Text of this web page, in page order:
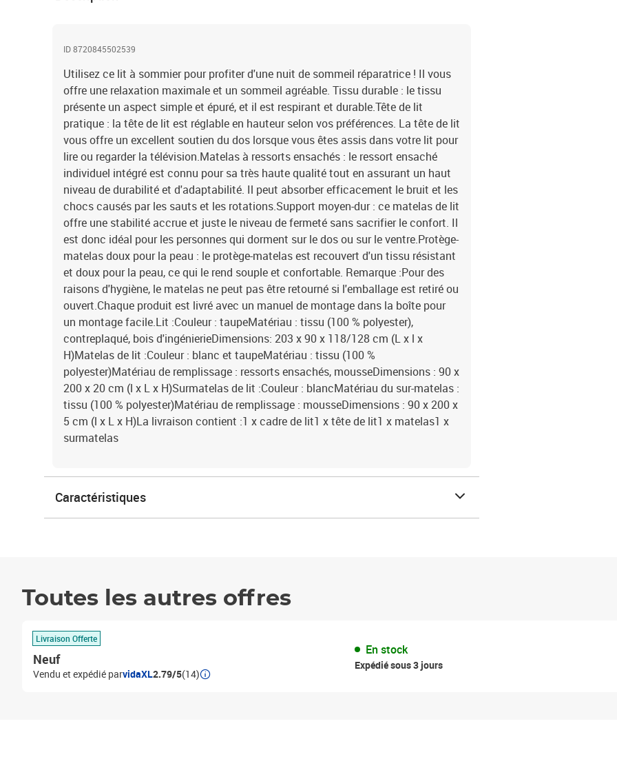
ID 8720845502539
Utilisez ce lit à sommier pour profiter d'une nuit de sommeil réparatrice ! Il vous
offre une relaxation maximale et un sommeil agréable. Tissu durable : le tissu
présente un aspect simple et épuré, et il est respirant et durable.Tête de lit
pratique : la tête de lit est réglable en hauteur selon vos préférences. La tête de lit
vous offre un excellent soutien du dos lorsque vous êtes assis dans votre lit pour
lire ou regarder la télévision.Matelas à ressorts ensachés : le ressort ensaché
individuel intégré est connu pour sa très haute qualité tout en assurant un haut
niveau de durabilité et d'adaptabilité. Il peut absorber efficacement le bruit et les
chocs causés par les sauts et les rotations.Support moyen-dur : ce matelas de lit
offre une stabilité accrue et juste le niveau de fermeté sans sacrifier le confort. Il
est donc idéal pour les personnes qui dorment sur le dos ou sur le ventre.Protège-
matelas doux pour la peau : le protège-matelas est recouvert d'un tissu résistant
et doux pour la peau, ce qui le rend souple et confortable. Remarque :Pour des
raisons d'hygiène, le matelas ne peut pas être retourné si l'emballage est retiré ou
ouvert.Chaque produit est livré avec un manuel de montage dans la boîte pour
un montage facile.Lit :Couleur : taupeMatériau : tissu (100 % polyester),
contreplaqué, bois d'ingénierieDimensions: 203 x 90 x 118/128 cm (L x l x
H)Matelas de lit :Couleur : blanc et taupeMatériau : tissu (100 %
polyester)Matériau de remplissage : ressorts ensachés, mousseDimensions : 90 x
200 x 20 cm (l x L x H)Surmatelas de lit :Couleur : blancMatériau du sur-matelas :
tissu (100 % polyester)Matériau de remplissage : mousseDimensions : 90 x 200 x
5 cm (l x L x H)La livraison contient :1 x cadre de lit1 x tête de lit1 x matelas1 x
surmatelas
Caractéristiques
Toutes les autres offres
Livraison Offerte
Neuf
Vendu et expédié parvidaXL2.79/5(14)
En stock
Expédié sous 3 jours